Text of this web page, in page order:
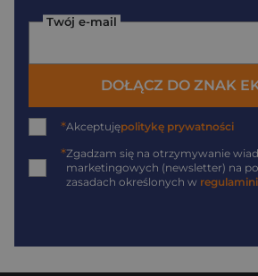
Twój e-mail
DOŁĄCZ DO ZNAK
*Akceptujępolitykę prywatności
*Zgadzam się na otrzymywanie
marketingowych (newsletter) na
zasadach określonych w